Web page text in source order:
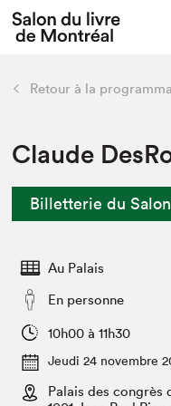
Espace médias
Espace
Tout sur
Actualités
Vidéos et
Club de
retour
Édition 2022
Nous connaître
Projets partenaires
Archives
Liens pratiques
Retour à la
Claude
Billetterie du
Au Palais
En personne
10h00 à 11h30
Jeudi 24 novembre
Palais des congrès